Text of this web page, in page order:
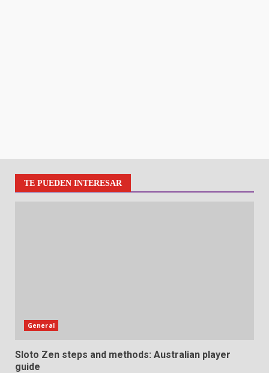
TE PUEDEN INTERESAR
General
Sloto Zen steps and methods: Australian player
guide